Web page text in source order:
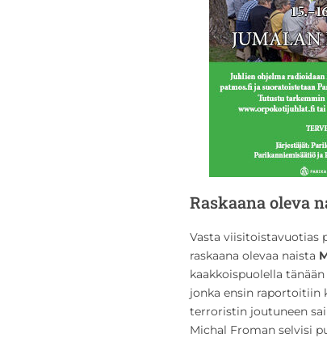
Raskaana oleva
Vasta viisitoistavuotias
raskaana olevaa naista
kaakkoispuolella
jonka ensin raportoitiin
terroristin joutuneen
Michal Froman selvisi